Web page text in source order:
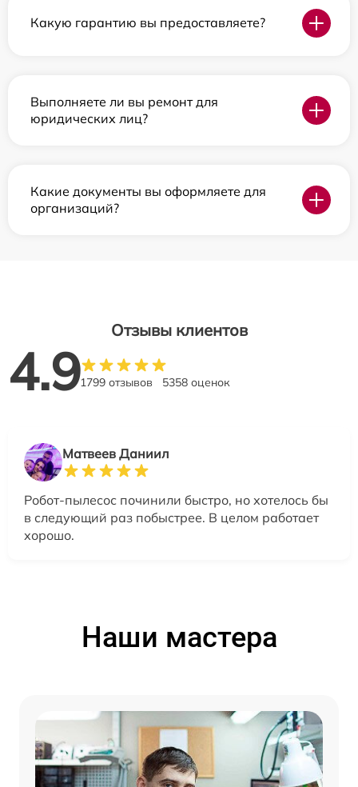
Какую гарантию вы предоставляете?
Выполняете ли вы ремонт для
юридических лиц?
Какие документы вы оформляете для
организаций?
Отзывы клиентов
4.91799 отзывов 5358 оценок
Матвеев Даниил
Робот-пылесос починили быстро, но хотелось бы
в следующий раз побыстрее. В целом работает
хорошо.
Наши мастера